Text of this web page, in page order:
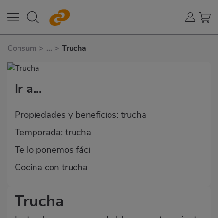
Consum > ... > Trucha
Ir a...
Propiedades y beneficios: trucha
Temporada: trucha
Te lo ponemos fácil
Cocina con trucha
Trucha